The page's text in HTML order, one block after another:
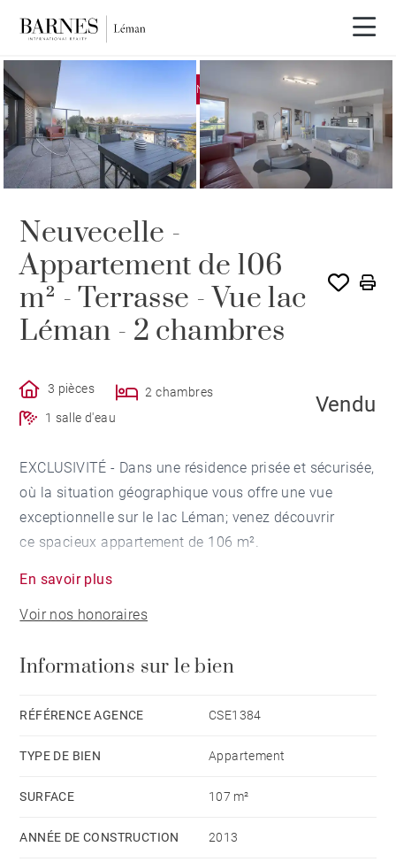
EXCLUSIVITÉ VENDU PAR BARNES
Neuvecelle -
Appartement de 106
m² - Terrasse - Vue lac
Léman - 2 chambres
3 pièces
2 chambres
1 salle d'eau
Vendu
EXCLUSIVITÉ - Dans une résidence prisée et sécurisée,
où la situation géographique vous offre une vue
exceptionnelle sur le lac Léman; venez découvrir
ce spacieux appartement de 106 m².
L'appartement bénéficie d'une agréable luminosité sur
l'ensemble des pièces. Il propose un hall d'entrée, un
vie agrémentée d'une terrasse.
La partie nuit totalise 2 chambres, dont une avec un
La sélection des matériaux de qualité, l'agencement
atouts majeurs pour votre futur lieu de vie.
En savoir plus
Voir nos honoraires
Informations sur le bien
RÉFÉRENCE AGENCE CSE1384
TYPE DE BIEN Appartement
SURFACE 107 m²
ANNÉE DE CONSTRUCTION 2013